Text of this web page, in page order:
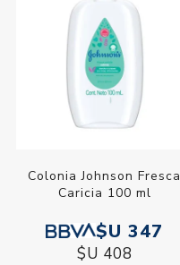
Colonia Johnson Fresca
Caricia 100 ml
$U 347
$U 408